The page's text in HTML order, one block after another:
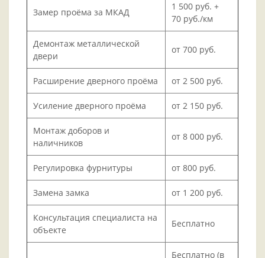
Замер проёма за МКАД
1 500 руб. +
70 руб./км
Демонтаж металлической
двери
от 700 руб.
Расширение дверного проёма от 2 500 руб.
Усиление дверного проёма от 2 150 руб.
Монтаж доборов и
наличников
от 8 000 руб.
Регулировка фурнитуры от 800 руб.
Замена замка от 1 200 руб.
Консультация специалиста на
объекте
Бесплатно
Бесплатно (в